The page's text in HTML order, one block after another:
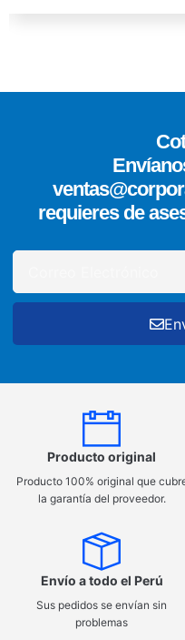
requieres de
Producto original
Producto 100% original que
la garantía del proveedor.
Envío a todo el Perú
Sus pedidos se envían sin
problemas